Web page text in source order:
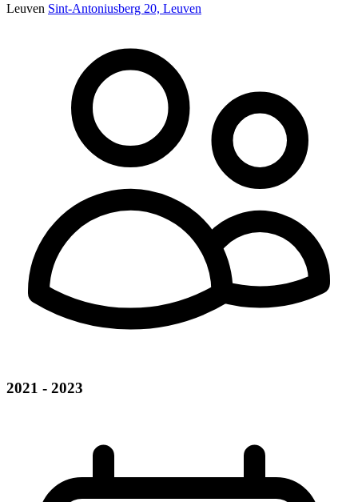
Leuven Sint-Antoniusberg 20, Leuven
2021 - 2023